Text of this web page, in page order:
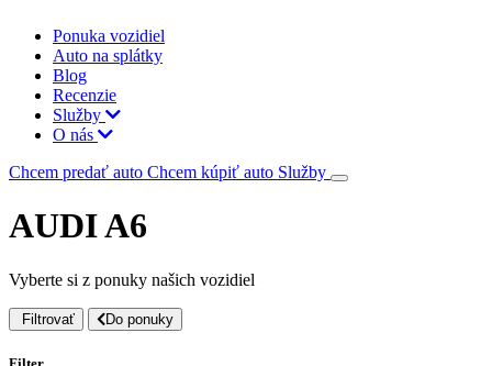
Ponuka vozidiel
Auto na splátky
Blog
Recenzie
Služby
O nás
Chcem predať auto Chcem kúpiť auto Služby
AUDI A6
Vyberte si z ponuky našich vozidiel
Filtrovať Do ponuky